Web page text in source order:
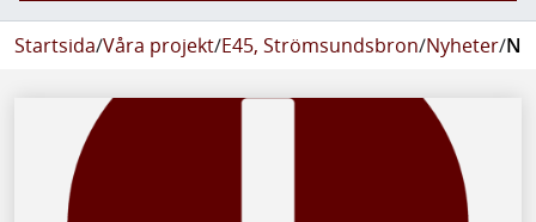
Startsida/Våra projekt/E45, Strömsundsbron/Nyheter/